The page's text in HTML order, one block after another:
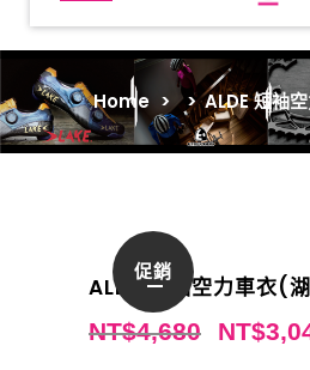
Home > >ALDE 短袖
促銷
ALDE 短袖空力車衣(
NT$4,680 NT$